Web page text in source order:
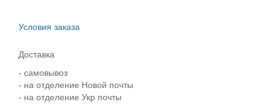
Условия заказа
Доставка
- самовывоз
- на отделение Новой почты
- на отделение Укр почты